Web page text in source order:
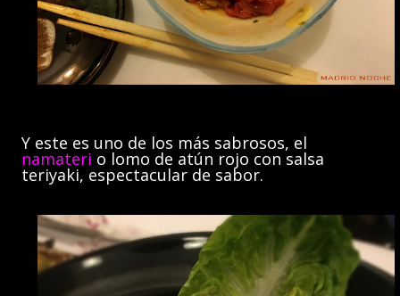
Y este es uno de los más sabrosos, el
namateri o lomo de atún rojo con salsa
teriyaki, espectacular de sabor.